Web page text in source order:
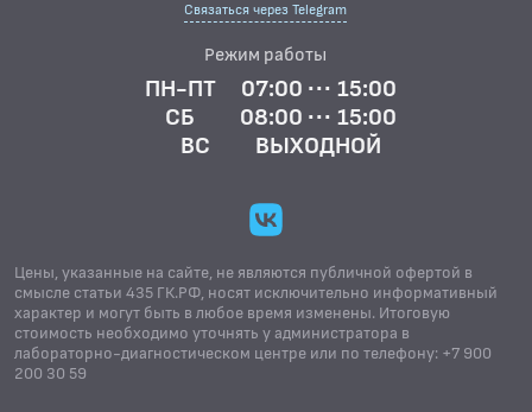
Связаться через Telegram
Режим работы
ПН-ПТ
07:00 ··· 15:00
СБ
08:00 ··· 15:00
ВС
ВЫХОДНОЙ
Цены, указанные на сайте, не являются публичной офертой в
смысле статьи 435 ГК.РФ, носят исключительно информативный
характер и могут быть в любое время изменены. Итоговую
стоимость необходимо уточнять у администратора в
лабораторно-диагностическом центре или по телефону: +7 900
200 30 59